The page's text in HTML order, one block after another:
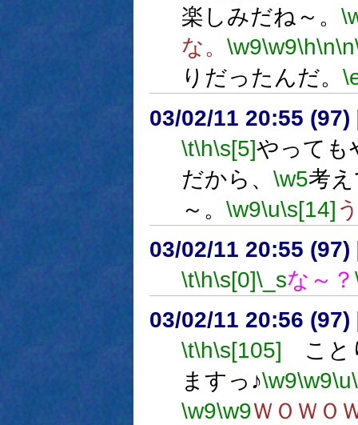
楽しみだね～。
な。 \w9\w9\h\n\n
りだったんだ。
03/02/11 20:55 (97)
\t\h\s[5]やっても
だから、 \w5考
～。 \w9\u\s[14]
03/02/11 20:55 (97)
\t\h\s[0]\_sな～？
03/02/11 20:56 (97)
\t\h\s[105] こと
ますっ♪\w9\w9\u
\w9\w9ＷＯＷＯ